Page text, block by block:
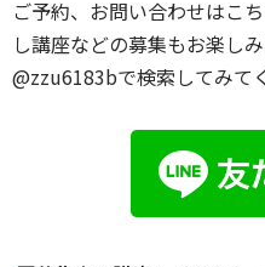
ご予約、お問い合わせはこ
し講座などの募集もお楽し
@zzu6183bで検索してみて